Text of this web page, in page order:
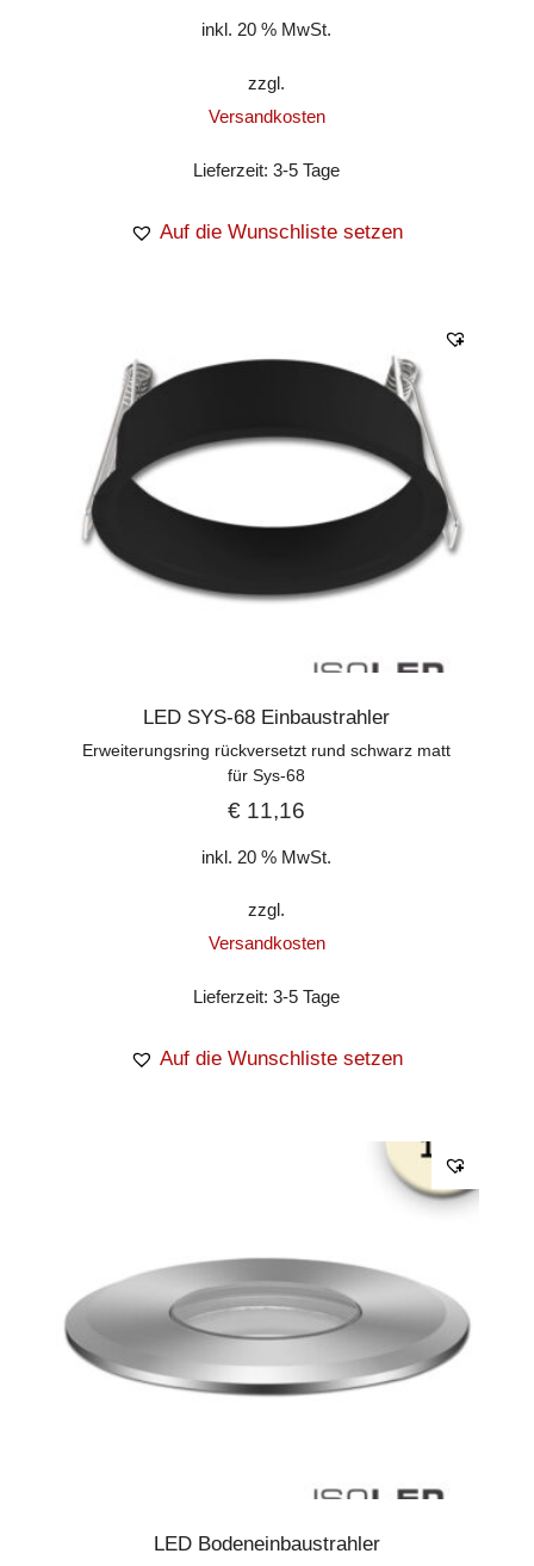
inkl. 20 % MwSt.
zzgl.
Versandkosten
Lieferzeit:3-5 Tage
Auf die Wunschliste setzen
LED SYS-68 Einbaustrahler
Erweiterungsring rückversetzt rund schwarz matt
für Sys-68
€ 11,16
inkl. 20 % MwSt.
zzgl.
Versandkosten
Lieferzeit:3-5 Tage
Auf die Wunschliste setzen
LED Bodeneinbaustrahler